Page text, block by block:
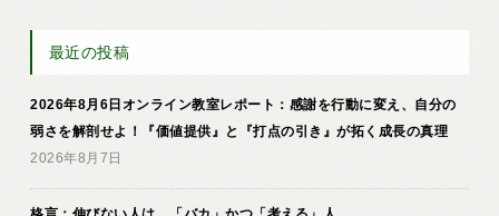
最近の投稿
2026年8月6日オンライン教室レポート：感謝を行動に変え、自分の
弱さを解剖せよ！『価値提供』と『打点の引き』が拓く成長の真理
2026年8月7日